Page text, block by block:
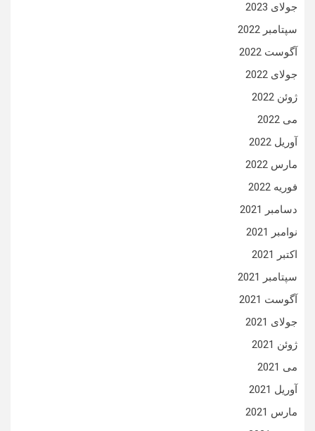
جولای 2023
سپتامبر 2022
آگوست 2022
جولای 2022
ژوئن 2022
می 2022
آوریل 2022
مارس 2022
فوریه 2022
دسامبر 2021
نوامبر 2021
اکتبر 2021
سپتامبر 2021
آگوست 2021
جولای 2021
ژوئن 2021
می 2021
آوریل 2021
مارس 2021